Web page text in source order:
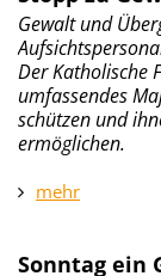
Gewalt und
Der Katholische
umfassendes
schützen und
ermöglichen.
mehr
Sonntag ein